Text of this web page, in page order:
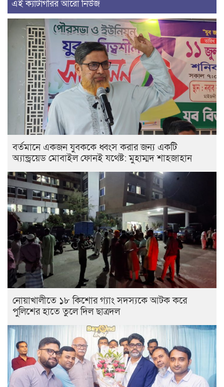
এই ক্যাটাগরির আরো নিউজ
বর্তমানে একজন যুবককে ধ্বংস করার জন্য একটি
অ্যান্ড্রয়েড মোবাইল ফোনই যথেষ্ট: মুহাম্মদ শাহজাহান
নোয়াখালীতে ১৮ কিশোর গ্যাং সদস্যকে আটক করে
পুলিশের হাতে তুলে দিল ছাত্রদল